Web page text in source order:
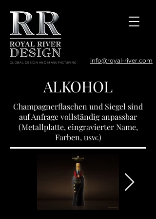
GLOBAL DESIGN AND MANUFACTURING info@royal-river.com
ALKOHOL
Champagnerflaschen und Siegel sind
auf Anfrage vollständig anpassbar
(Metallplatte, eingravierter Name,
Farben, usw.)